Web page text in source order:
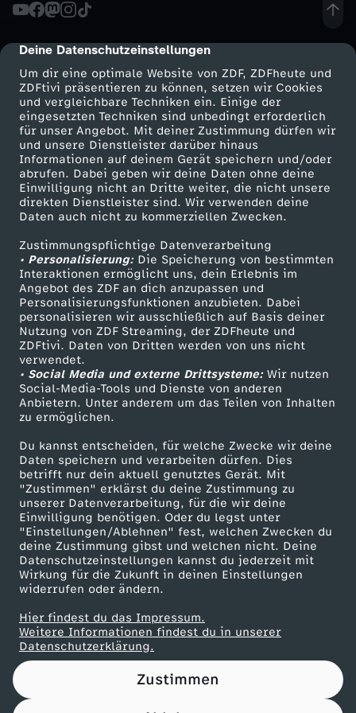
cmp-dialog-description
Deine Datenschutzeinstellungen
Um dir eine optimale Website von ZDF, ZDFheute und
ZDFtivi präsentieren zu können, setzen wir Cookies
und vergleichbare Techniken ein. Einige der
eingesetzten Techniken sind unbedingt erforderlich
für unser Angebot. Mit deiner Zustimmung dürfen wir
und unsere Dienstleister darüber hinaus
Informationen auf deinem Gerät speichern und/oder
abrufen. Dabei geben wir deine Daten ohne deine
Einwilligung nicht an Dritte weiter, die nicht unsere
direkten Dienstleister sind. Wir verwenden deine
Daten auch nicht zu kommerziellen Zwecken.
Zustimmungspflichtige Datenverarbeitung
• Personalisierung:Die Speicherung von bestimmten
Interaktionen ermöglicht uns, dein Erlebnis im
Angebot des ZDF an dich anzupassen und
Personalisierungsfunktionen anzubieten. Dabei
personalisieren wir ausschließlich auf Basis deiner
Nutzung von ZDF Streaming, der ZDFheute und
ZDFtivi. Daten von Dritten werden von uns nicht
verwendet.
• Social Media und externe Drittsysteme:Wir nutzen
Social-Media-Tools und Dienste von anderen
Anbietern. Unter anderem um das Teilen von Inhalten
zu ermöglichen.
Du kannst entscheiden, für welche Zwecke wir deine
Daten speichern und verarbeiten dürfen. Dies
betrifft nur dein aktuell genutztes Gerät. Mit
"Zustimmen" erklärst du deine Zustimmung zu
unserer Datenverarbeitung, für die wir deine
Einwilligung benötigen. Oder du legst unter
"Einstellungen/Ablehnen" fest, welchen Zwecken du
deine Zustimmung gibst und welchen nicht. Deine
Datenschutzeinstellungen kannst du jederzeit mit
Wirkung für die Zukunft in deinen Einstellungen
widerrufen oder ändern.
Hier findest du das Impressum.
Weitere Informationen findest du in unserer
Datenschutzerklärung.
Zustimmen
Mehr ZDF
ZDF-Apps
Smart TV
ZDFtext
Livestreams
Sendungen A-Z
TV-Programm
Service
ZDFmitreden
Kontakt zum ZDF
Tickets
Zuschauerservice
Hilfe
ZDF Unternehmen
Karriere
ZDF goes Schule
Werbefernsehen
Mainzelmännchen
Partner